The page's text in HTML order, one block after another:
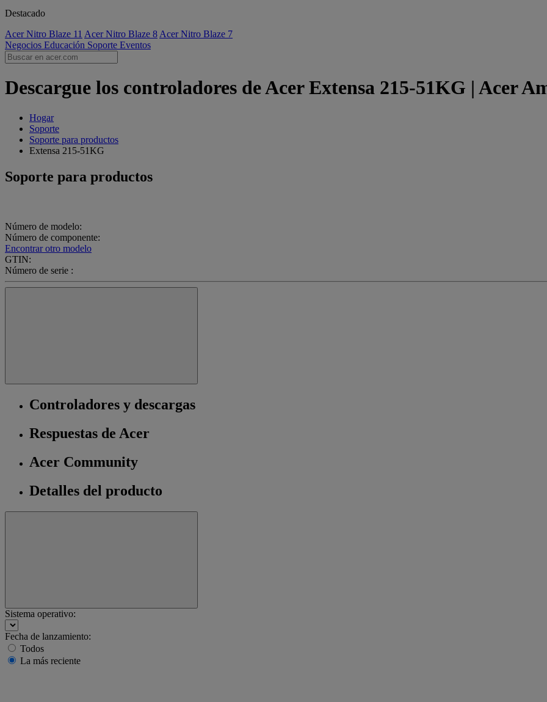
Destacado
Acer Nitro Blaze 11 Acer Nitro Blaze 8 Acer Nitro Blaze 7
Negocios Educación Soporte Eventos
Descargue los controladores de Acer Extensa 215-51KG | Acer
Hogar
Soporte
Soporte para productos
Extensa 215-51KG
Soporte para productos
Número de modelo:
Número de componente:
Encontrar otro modelo
GTIN:
Número de serie :
Controladores y descargas
Respuestas de Acer
Acer Community
Detalles del producto
Sistema operativo:
Fecha de lanzamiento:
Todos
La más reciente